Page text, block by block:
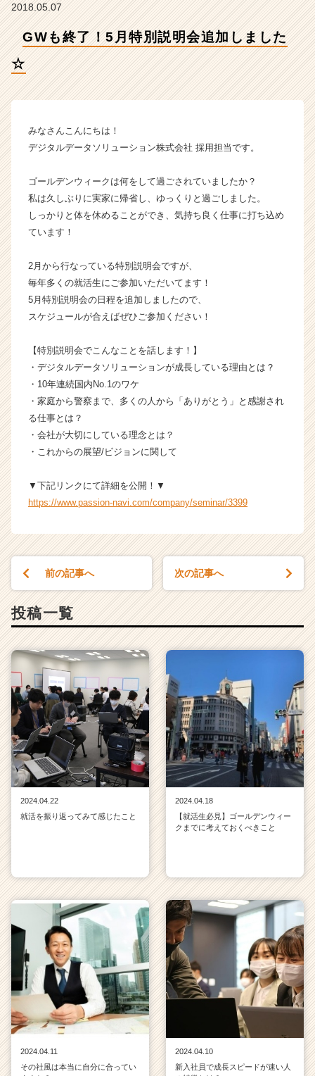
式
タ
ム
|
ベ
ン
ー・
成
長
企
業
ら
ス
カ
ウ
ト
届
く
活
ア
（C
h
e
e
r
C
a
r
e
e
r）
2018.05.07
GWも終了！5月特別説明会追加しました
☆
みなさんこんにちは！
デジタルデータソリューション株式会社 採用担当です。
ゴールデンウィークは何をして過ごされていましたか？
私は久しぶりに実家に帰省し、ゆっくりと過ごしました。
しっかりと体を休めることができ、気持ち良く仕事に打ち込め
ています！
2月から行なっている特別説明会ですが、
毎年多くの就活生にご参加いただいてます！
5月特別説明会の日程を追加しましたので、
スケジュールが合えばぜひご参加ください！
【特別説明会でこんなことを話します！】
・デジタルデータソリューションが成長している理由とは？
・10年連続国内No.1のワケ
・家庭から警察まで、多くの人から「ありがとう」と感謝され
る仕事とは？
・会社が大切にしている理念とは？
・これからの展望/ビジョンに関して
▼下記リンクにて詳細を公開！▼
https://www.passion-navi.com/company/seminar/3399
前の記事へ 次の記事へ
投稿一覧
2024.04.22
就活を振り返ってみて感じたこと
2024.04.18
【就活生必見】ゴールデンウィー
クまでに考えておくべきこと
2024.04.11
その社風は本当に自分に合ってい
2024.04.10
新入社員で成長スピードが速い人